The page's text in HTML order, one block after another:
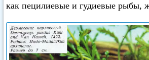
как пецилиевые и гудиевые рыбы,